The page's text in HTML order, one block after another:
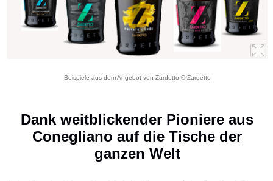
Beispiele aus dem Angebot von Zardetto © Zardetto
Dank weitblickender Pioniere aus
Conegliano auf die Tische der
ganzen Welt